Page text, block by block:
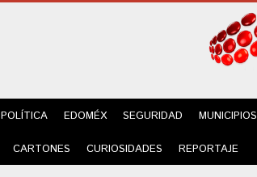
POLÍTICA EDOMÉX SEGURIDAD MUNICIPIOS
CARTONES CURIOSIDADES REPORTAJE